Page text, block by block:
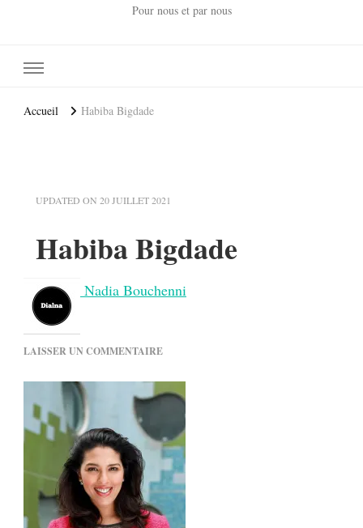
Pour nous et par nous
Accueil Habiba Bigdade
UPDATED ON 20 JUILLET 2021
Habiba Bigdade
Nadia Bouchenni
LAISSER UN COMMENTAIRESUR
BIGDADE